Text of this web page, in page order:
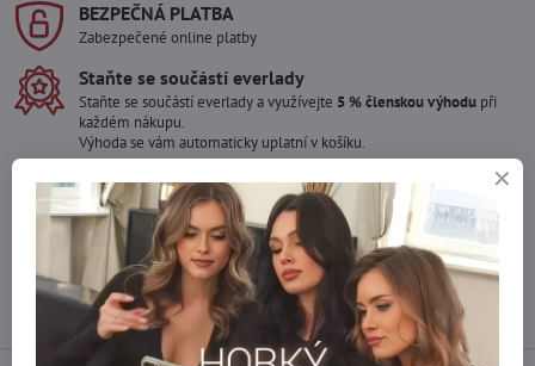
BEZPEČNÁ PLATBA
Zabezpečené online platby
Staňte se součástí everlady
Staňte se součástí everlady a využívejte 5 % členskou výhodu při
každém nákupu.
Výhoda se vám automaticky uplatní v košíku.
Máte zájem o více kusů ?
Kontaktujte nás na mail, zboží pro Vás doskladníme!
info​@everlady​.eu